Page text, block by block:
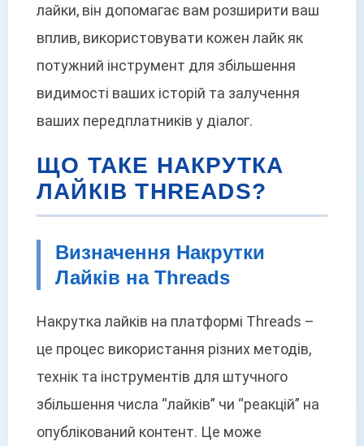
лайки, він допомагає вам розширити ваш
вплив, використовувати кожен лайк як
потужний інструмент для збільшення
видимості ваших історій та залучення
ваших передплатників у діалог.
ЩО ТАКЕ НАКРУТКА
ЛАЙКІВ THREADS?
Визначення Накрутки
Лайків на Threads
Накрутка лайків на платформі Threads –
це процес використання різних методів,
технік та інструментів для штучного
збільшення числа “лайків” чи “реакцій” на
опублікований контент. Це може